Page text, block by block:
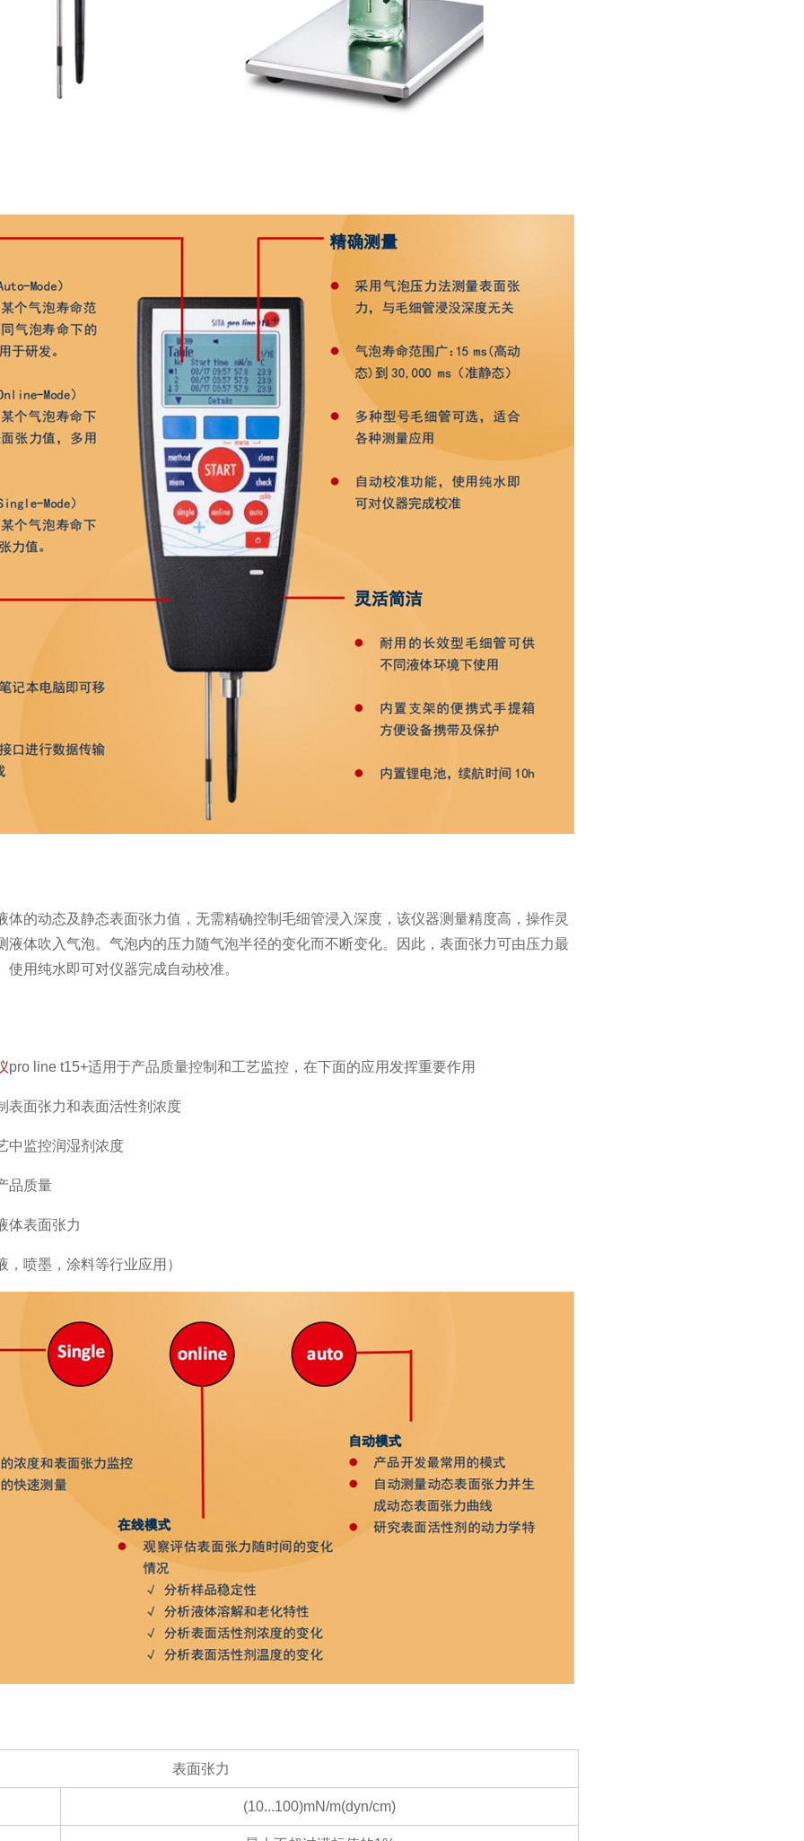
体的动态及静态表面张力值，无需精确控制毛细管浸入深度，该仪器测量精度高，操作灵
液体吹入气泡。气泡内的压力随气泡半径的变化而不断变化。因此，表面张力可由压力最
用纯水即可对仪器完成自动校准。
pro line t15+适用于产品质量控制和工艺监控，在下面的应用发挥重要作用
表面张力和表面活性剂浓度
中监控润湿剂浓度
品质量
体表面张力
喷墨，涂料等行业应用）
表面张力
(10...100)mN/m(dyn/cm)